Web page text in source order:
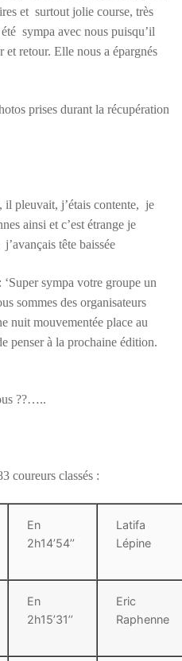
et surtout jolie course, très
sympa avec nous puisqu’il
et retour. Elle nous a épargnés
prises durant la récupération
il pleuvait, j’étais contente, je
ainsi et c’est étrange je
tête baissée
sympa votre groupe un
sommes des organisateurs
nuit mouvementée place au
penser à la prochaine édition.
??…..
coureurs classés :
En
2h14’54’’
Latifa
Lépine
En
2h15’31’’
Eric
Raphenne